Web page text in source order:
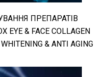
ПРЕПАРАТІВ
EYE & FACE COLLAGEN
& ANTI AGING